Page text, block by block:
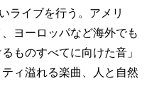
ライブを行う。アメリ
ヨーロッパなど海外でも
ものすべてに向けた音」
ィ溢れる楽曲、人と自然